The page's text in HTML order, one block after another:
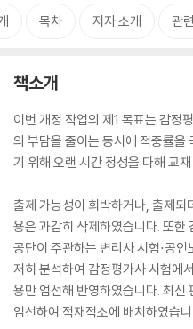
목차 저자 소개 관
책소개
이번 개정 작업의 제1 목표는 감정
의 부담을 줄이는 동시에 적중률을
기 위해 오랜 시간 정성을 다해 교
출제 가능성이 희박하거나, 출제되
용은 과감히 삭제하였습니다. 또한
공단이 주관하는 변리사 시험⋅공
저히 분석하여 감정평가사 시험에
용만 엄선해 반영하였습니다. 최신
엄선하여 적재적소에 배치하였습